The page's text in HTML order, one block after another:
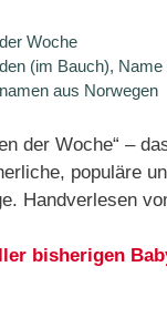
Woche
(im Bauch),
aus Norwegen
der Woche“ –
populäre
Handverlesen
bisherigen